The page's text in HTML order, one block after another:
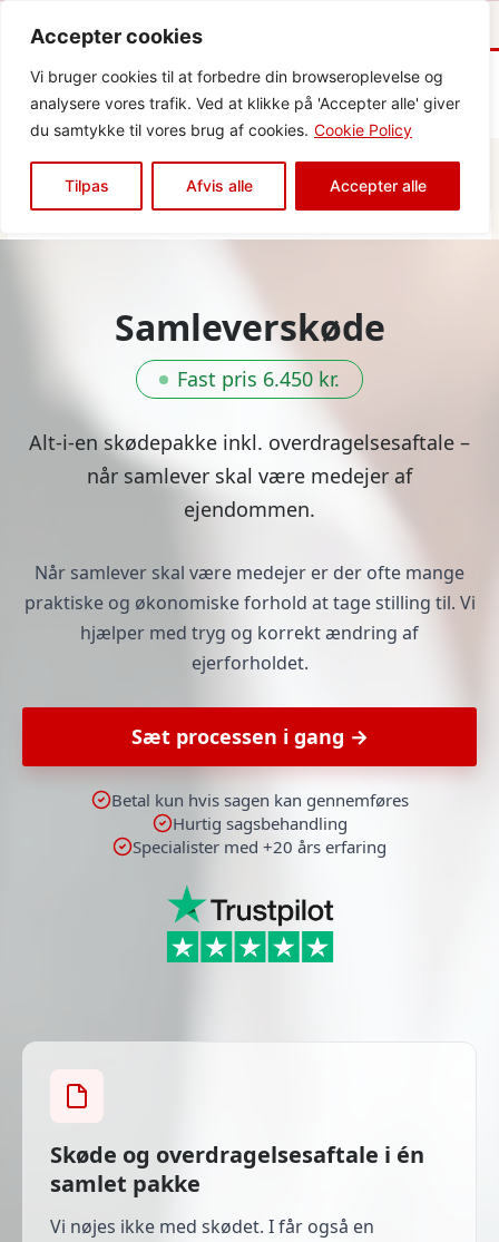
Accepter cookies
Vi bruger cookies til at forbedre din browseroplevelse og
analysere vores trafik. Ved at klikke på 'Accepter alle' giver
du samtykke til vores brug af cookies. Cookie Policy
Tilpas Afvis alle Accepter alle
Korrekt ejerskifte når livet ændrer retning
Samleverskøde
Fast pris 6.450 kr.
Alt-i-en skødepakke inkl. overdragelsesaftale –
når samlever skal være medejer af
ejendommen.
Når samlever skal være medejer er der ofte mange
praktiske og økonomiske forhold at tage stilling til. Vi
hjælper med tryg og korrekt ændring af
ejerforholdet.
Sæt processen i gang →
Betal kun hvis sagen kan gennemføres
Hurtig sagsbehandling
Specialister med +20 års erfaring
Skøde og overdragelsesaftale i én
samlet pakke
Vi nøjes ikke med skødet. I får også en